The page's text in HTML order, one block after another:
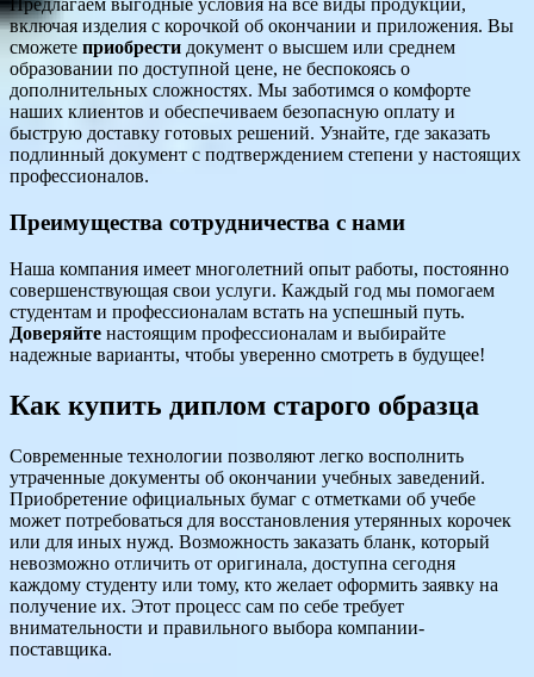
Предлагаем выгодные условия на все виды продукции,
включая изделия с корочкой об окончании и приложения. Вы
сможете приобрести документ о высшем или среднем
образовании по доступной цене, не беспокоясь о
дополнительных сложностях. Мы заботимся о комфорте
наших клиентов и обеспечиваем безопасную оплату и
быструю доставку готовых решений. Узнайте, где заказать
подлинный документ с подтверждением степени у настоящих
профессионалов.
Преимущества сотрудничества с нами
Наша компания имеет многолетний опыт работы, постоянно
совершенствующая свои услуги. Каждый год мы помогаем
студентам и профессионалам встать на успешный путь.
Доверяйте настоящим профессионалам и выбирайте
надежные варианты, чтобы уверенно смотреть в будущее!
Как купить диплом старого образца
Современные технологии позволяют легко восполнить
утраченные документы об окончании учебных заведений.
Приобретение официальных бумаг с отметками об учебе
может потребоваться для восстановления утерянных корочек
или для иных нужд. Возможность заказать бланк, который
невозможно отличить от оригинала, доступна сегодня
каждому студенту или тому, кто желает оформить заявку на
получение их. Этот процесс сам по себе требует
внимательности и правильного выбора компании-
поставщика.